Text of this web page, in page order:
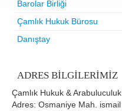
Barolar Birliği
Çamlık Hukuk Bürosu
Danıştay
ADRES BILGILERIMIZ
Çamlık Hukuk &
Adres: Osmaniye Mah.